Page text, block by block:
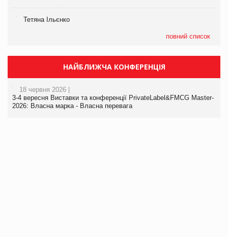
Тетяна Ільєнко
повний список
НАЙБЛИЖЧА КОНФЕРЕНЦІЯ
18 червня 2026 |
3-4 вересня Виставки та конференції PrivateLabel&FMCG Master-
2026: Власна марка - Власна перевага